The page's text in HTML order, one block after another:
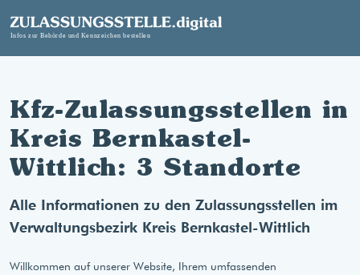
Kfz-Zulassungsstellen in
Kreis Bernkastel-
Wittlich: 3 Standorte
Alle Informationen zu den Zulassungsstellen im
Verwaltungsbezirk Kreis Bernkastel-Wittlich
Willkommen auf unserer Website, Ihrem umfassenden